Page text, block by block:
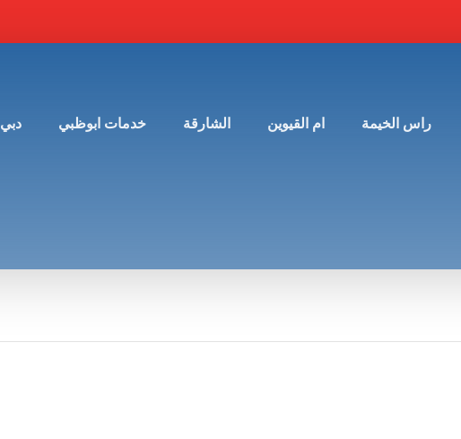
راس الخيمة ام القيوين الشارقة خدمات ابوظبي دبي